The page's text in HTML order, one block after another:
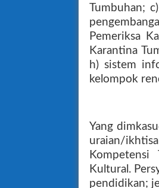
Tumbuhan;
Pemeriksa
Karantina
h) sistem
kelompok
Yang
uraian/
Kompetensi
Kultural.
pendidikan;